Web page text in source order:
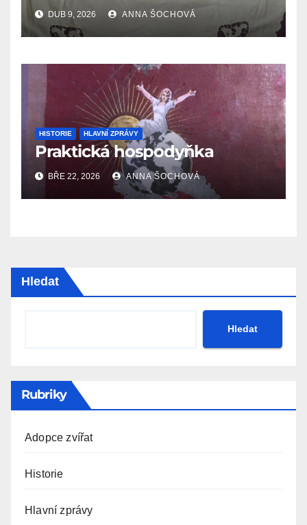
DUB 9, 2026 ANNA ŠOCHOVÁ
HISTORIE HLAVNÍ ZPRÁVY
Praktická hospodyňka
BŘE 22, 2026 ANNA ŠOCHOVÁ
Hledat
Hledat
Rubriky
Adopce zvířat
Historie
Hlavní zprávy